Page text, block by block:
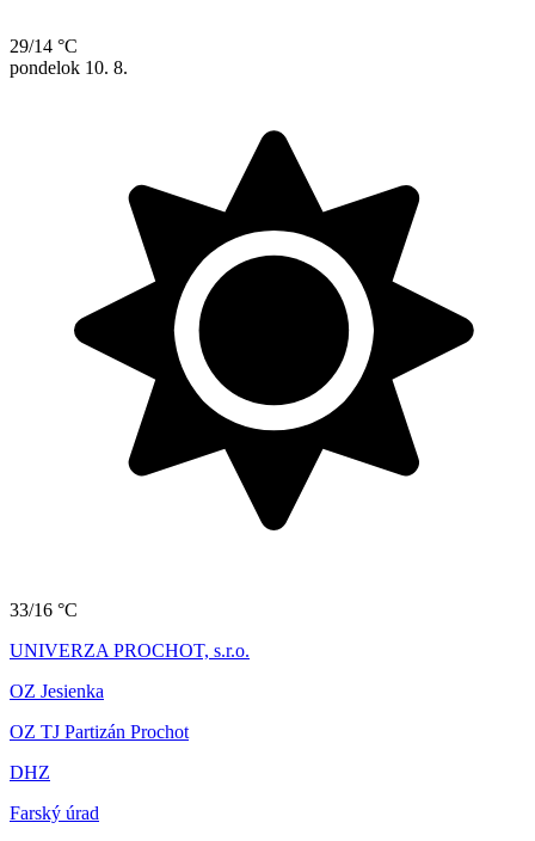
29/14 °C
pondelok 10. 8.
33/16 °C
UNIVERZA PROCHOT, s.r.o.
OZ Jesienka
OZ TJ Partizán Prochot
DHZ
Farský úrad